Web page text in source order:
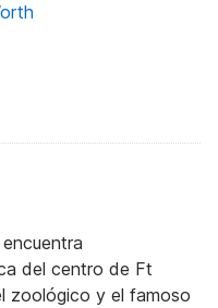
del centro de Ft
zoológico y el famoso